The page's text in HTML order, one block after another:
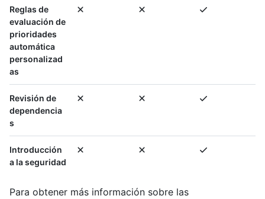
Reglas de
evaluación de
prioridades
automática
personalizad
as
Revisión de
dependencia
s
Introducción
a la seguridad
Para obtener más información sobre las